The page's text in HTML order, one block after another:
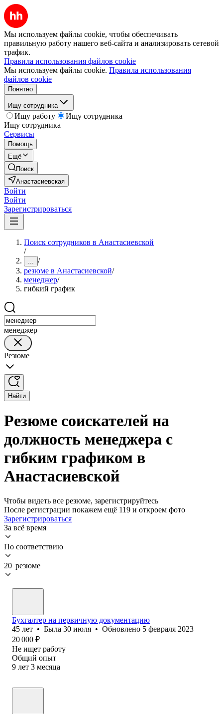
Мы используем файлы cookie, чтобы обеспечивать
правильную работу нашего веб-сайта и анализировать сетевой
трафик.
Правила использования файлов cookie
Мы используем файлы cookie. Правила использования
файлов cookie
Понятно
Ищу сотрудника
Ищу работу
Ищу сотрудника
Ищу сотрудника
Сервисы
Помощь
Ещё
Поиск
Анастасиевская
Войти
Войти
Зарегистрироваться
Поиск сотрудников в Анастасиевской
/
... /
резюме в Анастасиевской/
менеджер/
гибкий график
менеджер
Резюме
Найти
Резюме соискателей на
должность менеджера с
гибким графиком в
Анастасиевской
Чтобы видеть все резюме, зарегистрируйтесь
После регистрации покажем ещё 119 и откроем фото
Зарегистрироваться
За всё время
По соответствию
20 резюме
Бухгалтер на первичную документацию
45 лет • Была 30 июля • Обновлено 5 февраля 2023
20 000 ₽
Не ищет работу
Общий опыт
9 лет 3 месяца